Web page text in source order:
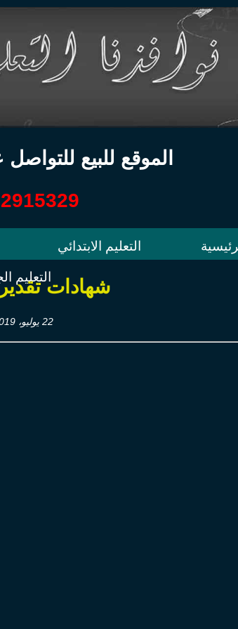
الموقع للبيع
التعليم الابتدائي
التعليم
شهادات تقدير
22 يوليو، 2019